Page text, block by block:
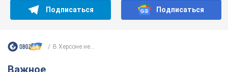
Подписаться Подписаться
В Херсоне не...